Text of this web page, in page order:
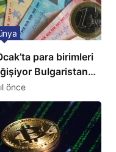
para birimleri
Bulgaristan
geçiyor
önce